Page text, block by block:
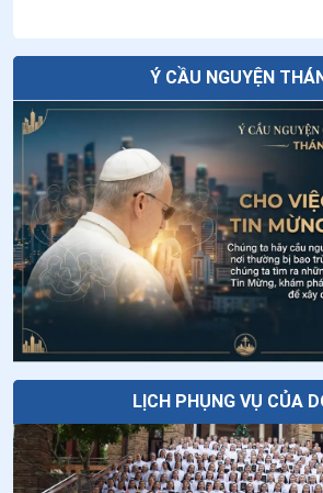
Ý CẦU NGUYỆN
LỊCH PHỤNG VỤ CỦA
Tuần cửu nhật nhật
cha Thánh Đa Minh
Đại hội Giáo lý
“Huấn giáo phục vụ
báo Tin Mừng”
Giáo lý về Công
- Lời cầu nguyện
Thứ Năm tuần XVIII
Hiển Dung